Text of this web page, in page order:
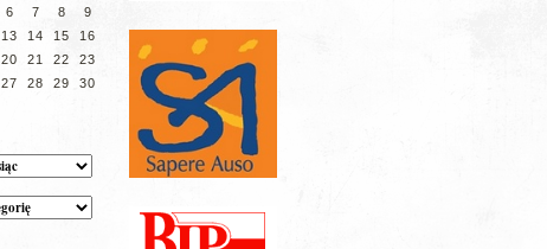
6 7 8
9
13 14 15
16
20 21 22
23
27 28 29
30